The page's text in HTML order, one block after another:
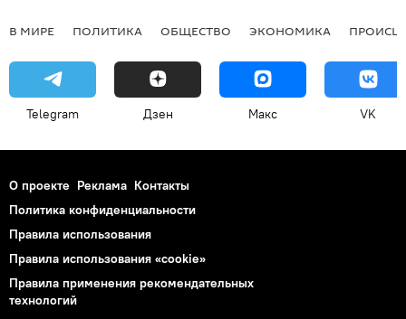
В МИРЕ ПОЛИТИКА ОБЩЕСТВО ЭКОНОМИКА
Telegram Дзен Макс VK
О проекте Реклама Контакты
Политика конфиденциальности
Правила использования
Правила использования «cookie»
Правила применения рекомендательных
технологий